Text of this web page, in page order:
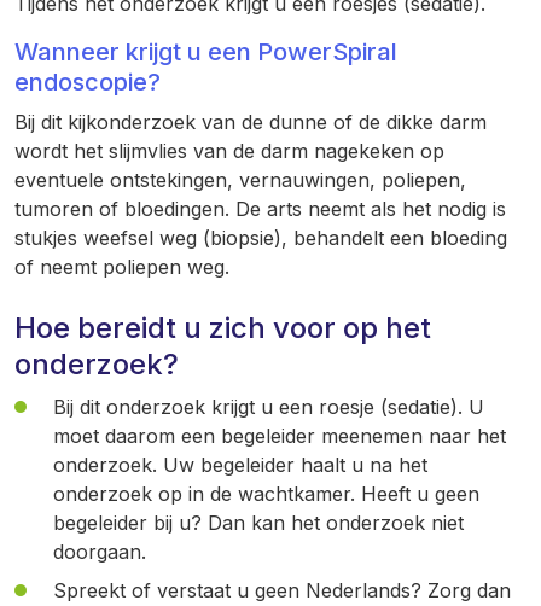
Wanneer krijgt u een PowerSpiral
endoscopie?
Bij dit kijkonderzoek van de dunne of de dikke darm
wordt het slijmvlies van de darm nagekeken op
eventuele ontstekingen, vernauwingen, poliepen,
tumoren of bloedingen. De arts neemt als het nodig is
stukjes weefsel weg (biopsie), behandelt een bloeding
of neemt poliepen weg.
Hoe bereidt u zich voor op het
onderzoek?
Bij dit onderzoek krijgt u een roesje (sedatie). U
moet daarom een begeleider meenemen naar het
onderzoek. Uw begeleider haalt u na het
onderzoek op in de wachtkamer. Heeft u geen
begeleider bij u? Dan kan het onderzoek niet
doorgaan.
Spreekt of verstaat u geen Nederlands? Zorg dan